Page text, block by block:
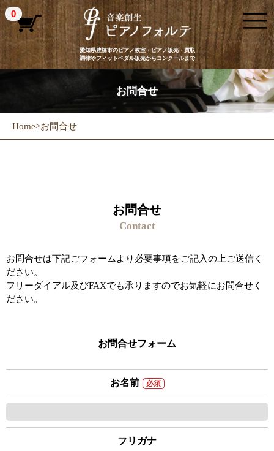
愛知県豊橋市のピアノ教室・ピアノ販売・買取
調律やフィットペダル販売からコンクールまで
0
お問合せ
Home>お問合せ
お問合せ
Contact
お問合せは下記ごフォームより必要事項をご記入の上ご送信く
ださい。
フリーダイアル及びFAXでも承りますのでお気軽にお問合せく
ださい。
お問合せフォーム
お名前 必須
フリガナ